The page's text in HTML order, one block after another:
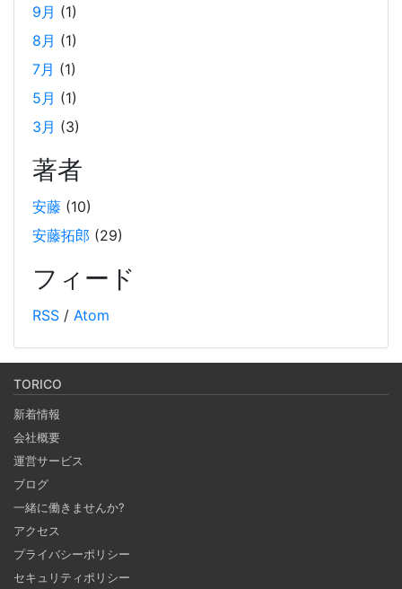
2024年末の LangChain チュートリアル
2024-12-15
LangChainの利用方法に関するチュートリアルです。2024
年12月の技術勉強会の内容を基に、LangChainの基本的な
使い方や環境構築手順、シンプルなLLMの使用方法、APIサ
から取得したデータを用いたRAGとメモリーセーバーの実
RAG するチュートリアル
2024-10-12
オープンソースのベクトルデータベースである Weaviate を
会カリキュラム） 自分の PC 上で RAG のシステムを構築し
ます。
Notionを本の管理に使ってみる
ブラウザがあればどこでもつかえるNotion。 テンプレート
で何でもできるNotionで購入した本、これから発売する本
の管理をしてみる。 Notion APIを使えば自作アプリとの連
9月 (1)
8月 (1)
7月 (1)
5月 (1)
3月 (3)
著者
安藤 (10)
安藤拓郎 (29)
フィード
RSS / Atom
TORICO
新着情報
会社概要
運営サービス
ブログ
一緒に働きませんか?
アクセス
プライバシーポリシー
セキュリティポリシー